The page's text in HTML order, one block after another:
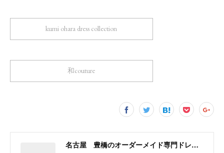
kumi ohara dress collection
和couture
名古屋 豊橋のオーダーメイド専門ドレスデザイナー KUMI OHARA